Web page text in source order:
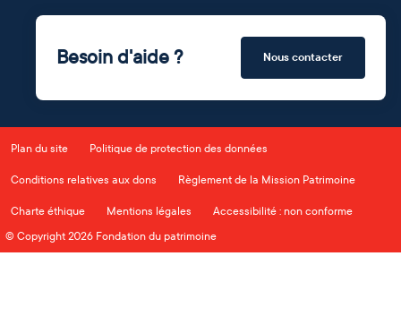
Besoin d'aide ? Nous contacter
Plan du site Politique de protection des données
Conditions relatives aux dons Règlement de la Mission Patrimoine
Charte éthique Mentions légales
Accessibilité : non conforme
© Copyright 2026 Fondation du patrimoine